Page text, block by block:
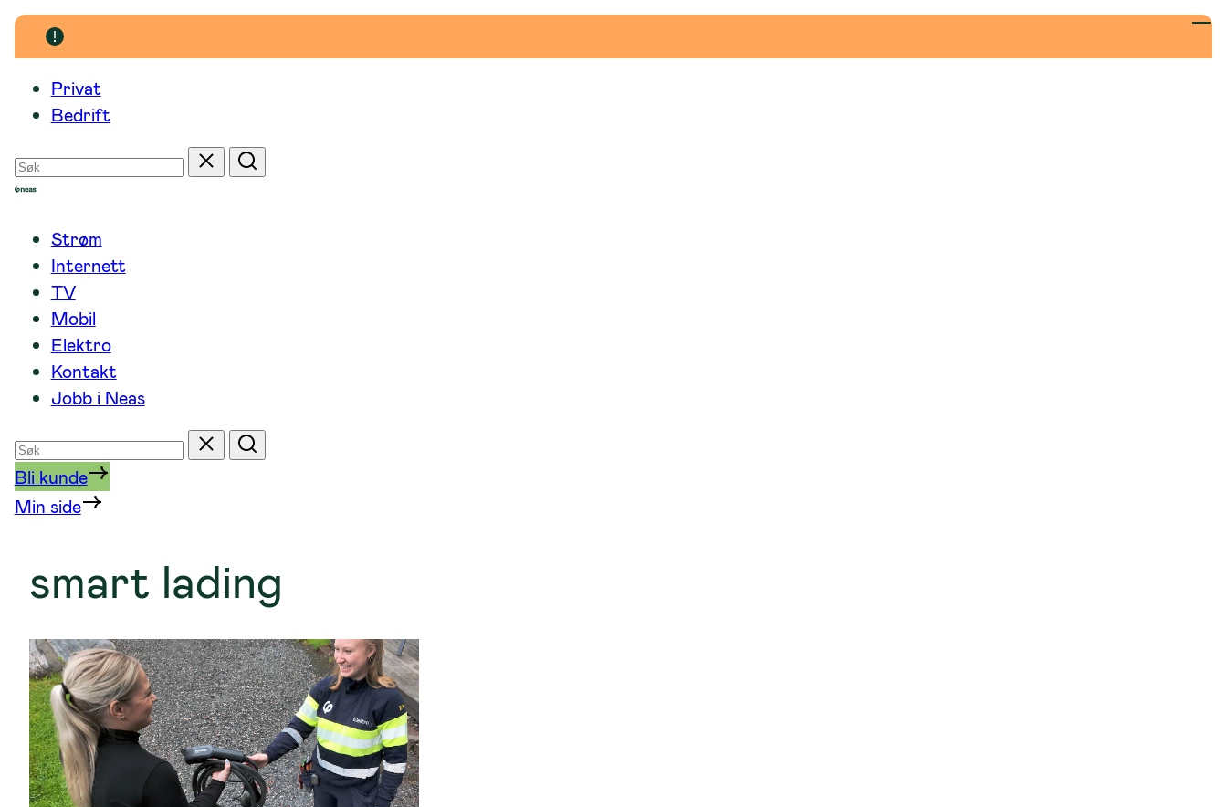
Hopp
Privat
Bedrift
Søk
etter
Tilbakestill
Søk
Strøm
Internett
TV
Mobil
Elektro
Kontakt
Jobb i Neas
Søk
etter
Tilbakestill
Søk
Bli kunde
Min side
smart lading